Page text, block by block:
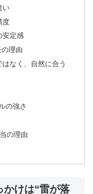
い
度
安定感
理由
なく、自然に合う
の強さ
の理由
かけは“雷が落